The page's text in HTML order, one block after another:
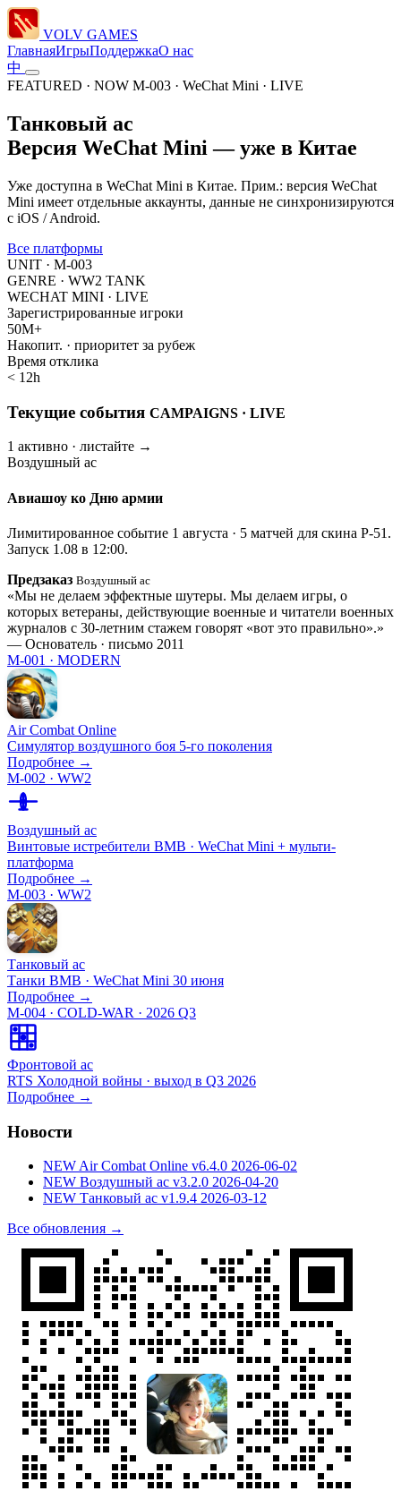
VOLV GAMES
ГлавнаяИгрыПоддержкаО нас
中
FEATURED · NOW M-003 · WeChat Mini · LIVE
Танковый ас
Версия WeChat Mini — уже в Китае
Уже доступна в WeChat Mini в Китае. Прим.: версия WeChat
Mini имеет отдельные аккаунты, данные не синхронизируются
с iOS / Android.
Все платформы
UNIT · M-003
GENRE · WW2 TANK
WECHAT MINI · LIVE
Зарегистрированные игроки
50M+
Накопит. · приоритет за рубеж
Время отклика
< 12h
Текущие события CAMPAIGNS · LIVE
1 активно · листайте →
Воздушный ас
Авиашоу ко Дню армии
Лимитированное событие 1 августа · 5 матчей для скина P-51.
Запуск 1.08 в 12:00.
Предзаказ Воздушный ас
Мы не делаем эффектные шутеры. Мы делаем игры, о
которых ветераны, действующие военные и читатели военных
журналов с 30-летним стажем говорят «вот это правильно».
— Основатель · письмо 2011
M-001 · MODERN
Air Combat Online
Симулятор воздушного боя 5-го поколения
Подробнее →
M-002 · WW2
Воздушный ас
Винтовые истребители ВМВ · WeChat Mini + мульти-
платформа
Подробнее →
M-003 · WW2
Танковый ас
Танки ВМВ · WeChat Mini 30 июня
Подробнее →
M-004 · COLD-WAR · 2026 Q3
Фронтовой ас
RTS Холодной войны · выход в Q3 2026
Подробнее →
Новости
NEW Air Combat Online v6.4.0 2026-06-02
NEW Воздушный ас v3.2.0 2026-04-20
NEW Танковый ас v1.9.4 2026-03-12
Все обновления →